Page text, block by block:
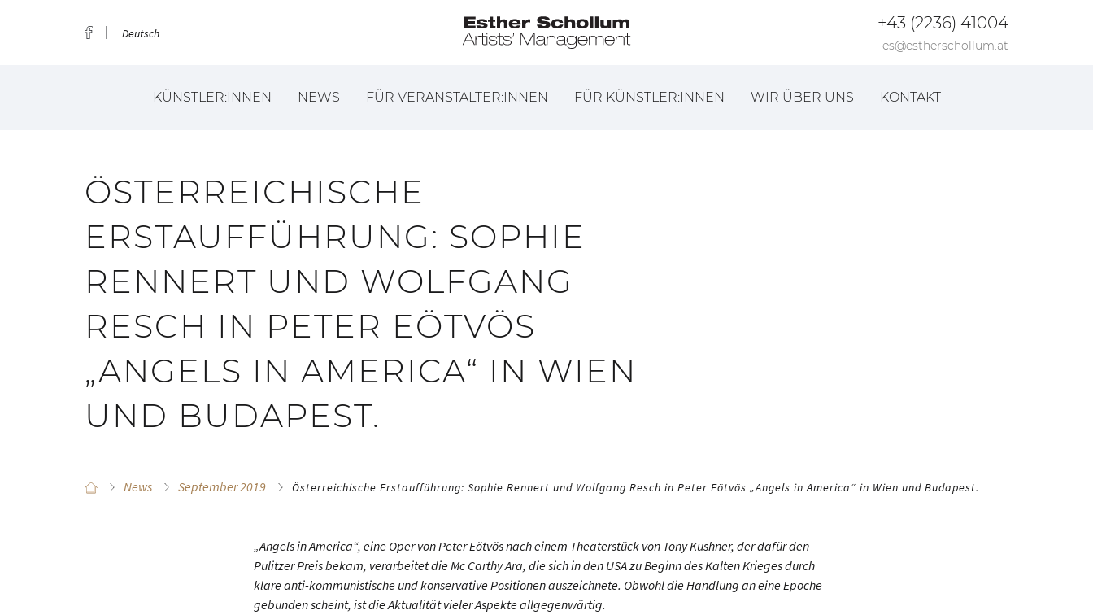
Deutsch
+43 (2236) 41004
es@estherschollum.at
KÜNSTLER:INNEN NEWS FÜR VERANSTALTER:INNEN FÜR KÜNSTLER:INNEN WIR ÜBER UNS KONTAKT
ÖSTERREICHISCHE
ERSTAUFFÜHRUNG: SOPHIE
RENNERT UND WOLFGANG
RESCH IN PETER EÖTVÖS
„ANGELS IN AMERICA“ IN WIEN
UND BUDAPEST.
News September 2019 Österreichische Erstaufführung: Sophie Rennert und Wolfgang Resch in Peter Eötvös „Angels in America“ in Wien und Budapest.
„Angels in America“, eine Oper von Peter Eötvös nach einem Theaterstück von Tony Kushner, der dafür den
Pulitzer Preis bekam, verarbeitet die Mc Carthy Ära, die sich in den USA zu Beginn des Kalten Krieges durch
klare anti-kommunistische und konservative Positionen auszeichnete. Obwohl die Handlung an eine Epoche
gebunden scheint, ist die Aktualität vieler Aspekte allgegenwärtig.